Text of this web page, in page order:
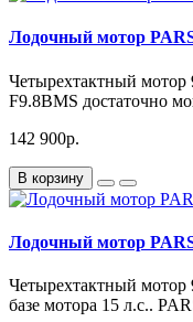
Лодочный мотор
Четырехтактный мотор
F9.8BMS достаточно
142 900р.
В корзину
Лодочный мотор
Четырехтактный мотор
базе мотора 15 л.с..